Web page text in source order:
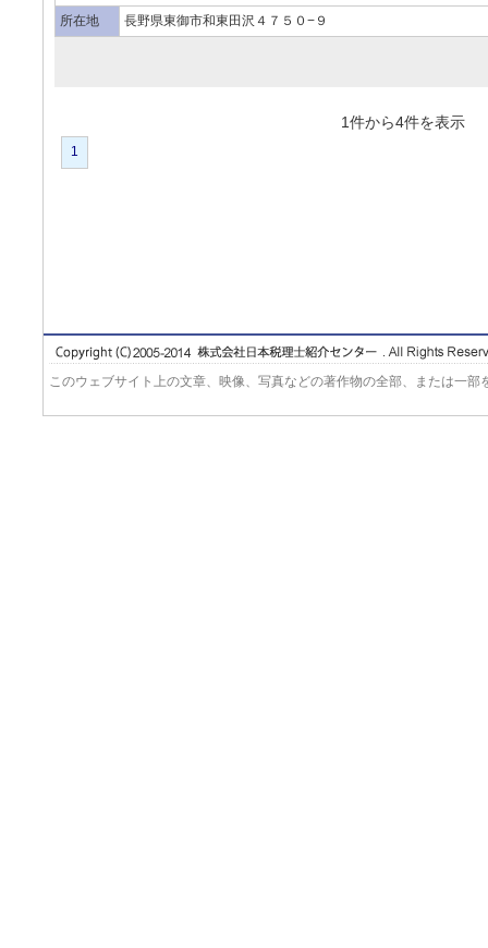
所在地 長野県東御市和東田沢４７５０−９
1件から4件を表
1
このウェブサイト上の文章、映像、写真などの著作物の全部、または一